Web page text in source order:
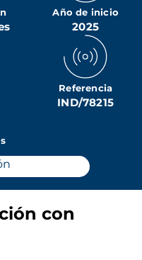
Año de inicio
2025
Referencia
IND/78215
con